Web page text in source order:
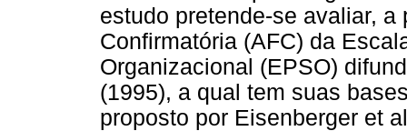
estudo pretende-se avaliar,
Confirmatória (AFC) da
Organizacional (EPSO)
(1995), a qual tem suas
proposto por Eisenberger et